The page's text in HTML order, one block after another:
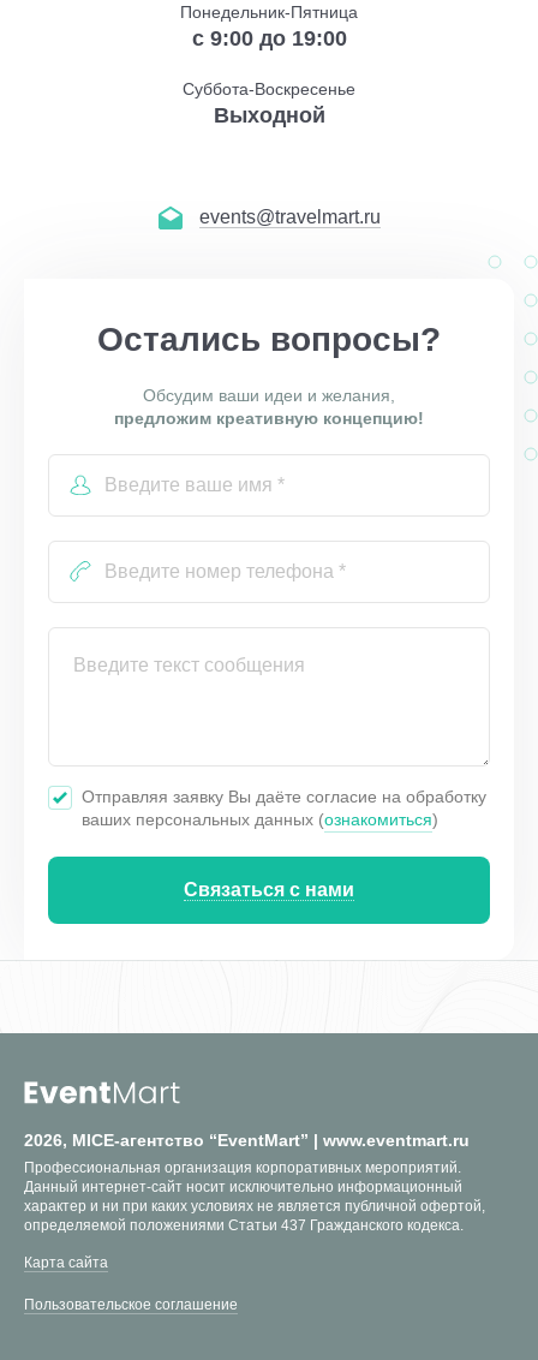
Понедельник-Пятница
с 9:00 до 19:00
Суббота-Воскресенье
Выходной
events@travelmart.ru
Остались вопросы?
Обсудим ваши идеи и желания,
предложим креативную концепцию!
Отправляя заявку Вы даёте согласие на обработку
ваших персональных данных (ознакомиться)
Связаться с нами
2026, MICE-агентство “EventMart” | www.eventmart.ru
Профессиональная организация корпоративных мероприятий.
Данный интернет-сайт носит исключительно информационный
характер и ни при каких условиях не является публичной офертой,
определяемой положениями Статьи 437 Гражданского кодекса.
Карта сайта
Пользовательское соглашение